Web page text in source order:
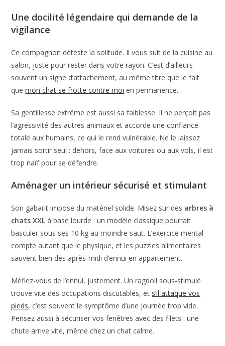
Une docilité légendaire qui demande de la
vigilance
Ce compagnon déteste la solitude. Il vous suit de la cuisine au
salon, juste pour rester dans votre rayon. C’est d’ailleurs
souvent un signe d’attachement, au même titre que le fait
quemon chat se frotte contre moi en permanence.
Sa gentillesse extrême est aussi sa faiblesse. Il ne perçoit pas
l’agressivité des autres animaux et accorde une confiance
totale aux humains, ce qui le rend vulnérable. Ne le laissez
jamais sortir seul : dehors, face aux voitures ou aux vols, il est
trop naïf pour se défendre.
Aménager un intérieur sécurisé et stimulant
Son gabarit impose du matériel solide. Misez sur des arbres à
chats XXL à base lourde : un modèle classique pourrait
basculer sous ses 10 kg au moindre saut. L’exercice mental
compte autant que le physique, et les puzzles alimentaires
sauvent bien des après-midi d’ennui en appartement.
Méfiez-vous de l’ennui, justement. Un ragdoll sous-stimulé
trouve vite des occupations discutables, et s’il attaque vos
pieds, c’est souvent le symptôme d’une journée trop vide.
Pensez aussi à sécuriser vos fenêtres avec des filets : une
chute arrive vite, même chez un chat calme.